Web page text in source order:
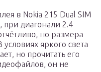
в Nokia 215 Dual SIM
при диагонали 2.4
но размера
яркого света
но прочитать его
он не